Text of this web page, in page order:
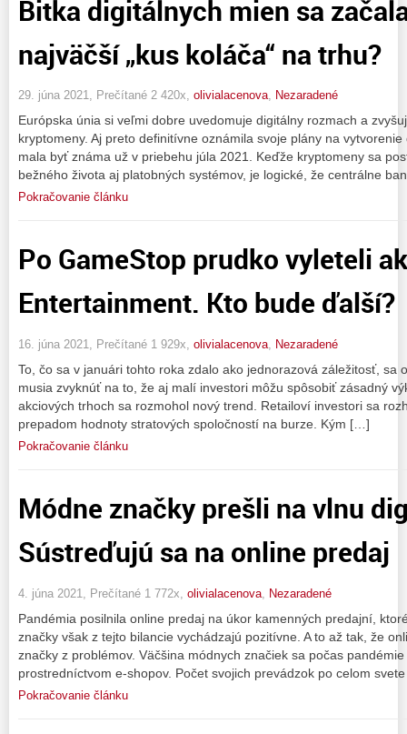
Bitka digitálnych mien sa
najväčší „kus koláča“ na trhu?
29. júna 2021, Prečítané 2 420x, olivialacenova, Nezaradené
Európska únia si veľmi dobre uvedomuje digitálny rozmach a
kryptomeny. Aj preto definitívne oznámila svoje plány na
mala byť známa už v priebehu júla 2021. Keďže kryptomeny sa
bežného života aj platobných systémov, je logické, že centrálne
Pokračovanie článku
Po GameStop prudko vyleteli
Entertainment. Kto bude ďalší?
16. júna 2021, Prečítané 1 929x, olivialacenova Nezaradené
To, čo sa v januári tohto roka zdalo ako jednorazová záležitosť, sa
musia zvyknúť na to, že aj malí investori môžu spôsobiť zásadný
akciových trhoch sa rozmohol nový trend. Retailoví investori sa
prepadom hodnoty stratových spoločností na burze. Kým […]
Pokračovanie článku
Módne značky prešli na vlnu
Sústreďujú sa na online predaj
4. júna 2021, Prečítané 1 772x, olivialacenova Nezaradené
Pandémia posilnila online predaj na úkor kamenných predajní,
značky však z tejto bilancie vychádzajú pozitívne. A to až tak, že
značky z problémov. Väčšina módnych značiek sa počas
prostredníctvom e-shopov. Počet svojich prevádzok po celom
Pokračovanie článku